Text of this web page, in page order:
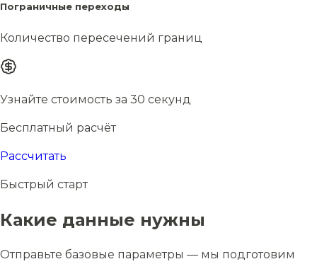
Пограничные переходы
Количество пересечений границ
Узнайте стоимость за 30 секунд
Бесплатный расчёт
Рассчитать
Быстрый старт
Какие данные нужны
Отправьте базовые параметры — мы подготовим